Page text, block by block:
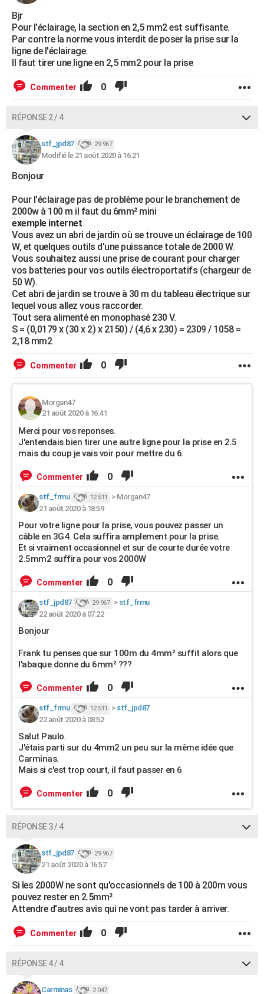
Bjr
Pour l'éclairage, la section en 2,5 mm2 est suffisante.
Par contre la norme vous interdit de poser la prise sur la
ligne de l'éclairage.
Il faut tirer une ligne en 2,5 mm2 pour la prise
Commenter 0
RÉPONSE 2 / 4
stf_jpd87 29 967
Modifié le 21 août 2020 à 16:21
Bonjour
Pour l'éclairage pas de problème pour le branchement de
2000w à 100 m il faut du 6mm² mini
exemple internet
Vous avez un abri de jardin où se trouve un éclairage de 100
W, et quelques outils d'une puissance totale de 2000 W.
Vous souhaitez aussi une prise de courant pour charger
vos batteries pour vos outils électroportatifs (chargeur de
50 W).
Cet abri de jardin se trouve à 30 m du tableau électrique sur
lequel vous allez vous raccorder.
Tout sera alimenté en monophasé 230 V.
S = (0,0179 x (30 x 2) x 2150) / (4,6 x 230) = 2309 / 1058 =
2,18 mm2
Commenter 0
Morgan47
21 août 2020 à 16:41
Merci pour vos reponses.
J'entendais bien tirer une autre ligne pour la prise en 2.5
mais du coup je vais voir pour mettre du 6.
Commenter 0
stf_frmu 12 511 > Morgan47
21 août 2020 à 18:59
Pour votre ligne pour la prise, vous pouvez passer un
câble en 3G4. Cela suffira amplement pour la prise.
Et si vraiment occasionnel et sur de courte durée votre
2.5mm2 suffira pour vos 2000W
Commenter 0
stf_jpd87 29 967 > stf_frmu
22 août 2020 à 07:22
Bonjour
Frank tu penses que sur 100m du 4mm² suffit alors que
l'abaque donne du 6mm² ???
Commenter 0
stf_frmu 12 511 > stf_jpd87
22 août 2020 à 08:52
Salut Paulo.
J'étais parti sur du 4mm2 un peu sur la même idée que
Carminas.
Mais si c'est trop court, il faut passer en 6
Commenter 0
RÉPONSE 3 / 4
stf_jpd87 29 967
21 août 2020 à 16:57
Si les 2000W ne sont qu'occasionnels de 100 à 200m vous
pouvez rester en 2.5mm²
Attendre d'autres avis qui ne vont pas tarder à arriver.
Commenter 0
RÉPONSE 4 / 4
Carminas 2 047